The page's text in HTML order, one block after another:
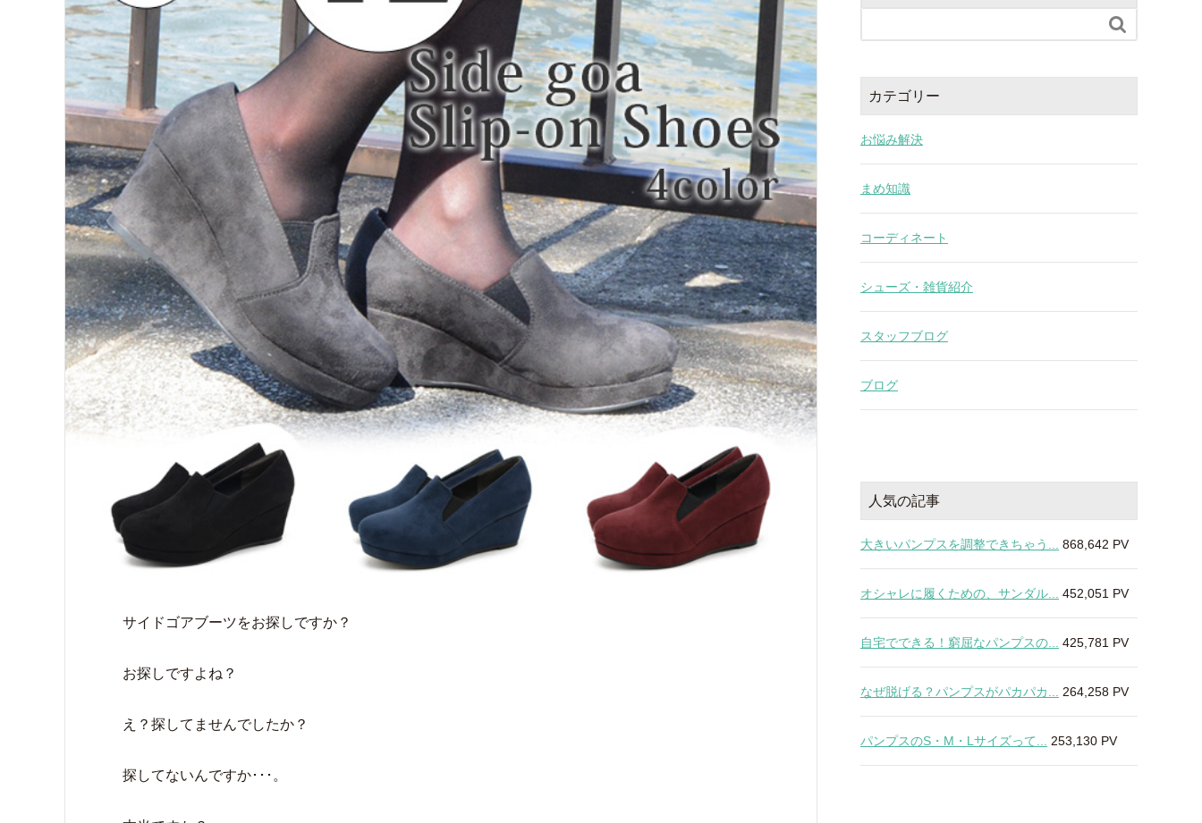
サイドゴアブーツをお探しですか？
お探しですよね？
え？探してませんでしたか？
探してないんですか･･･。

カテゴリー
お悩み解決
まめ知識
コーディネート
シューズ・雑貨紹介
スタッフブログ
ブログ
人気の記事
大きいパンプスを調整できちゃう... 868,642 PV
オシャレに履くための、サンダル... 452,051 PV
自宅でできる！窮屈なパンプスの... 425,781 PV
なぜ脱げる？パンプスがパカパカ... 264,258 PV
パンプスのS・M・Lサイズって... 253,130 PV